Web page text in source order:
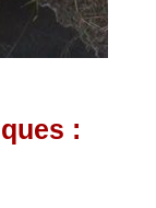
: